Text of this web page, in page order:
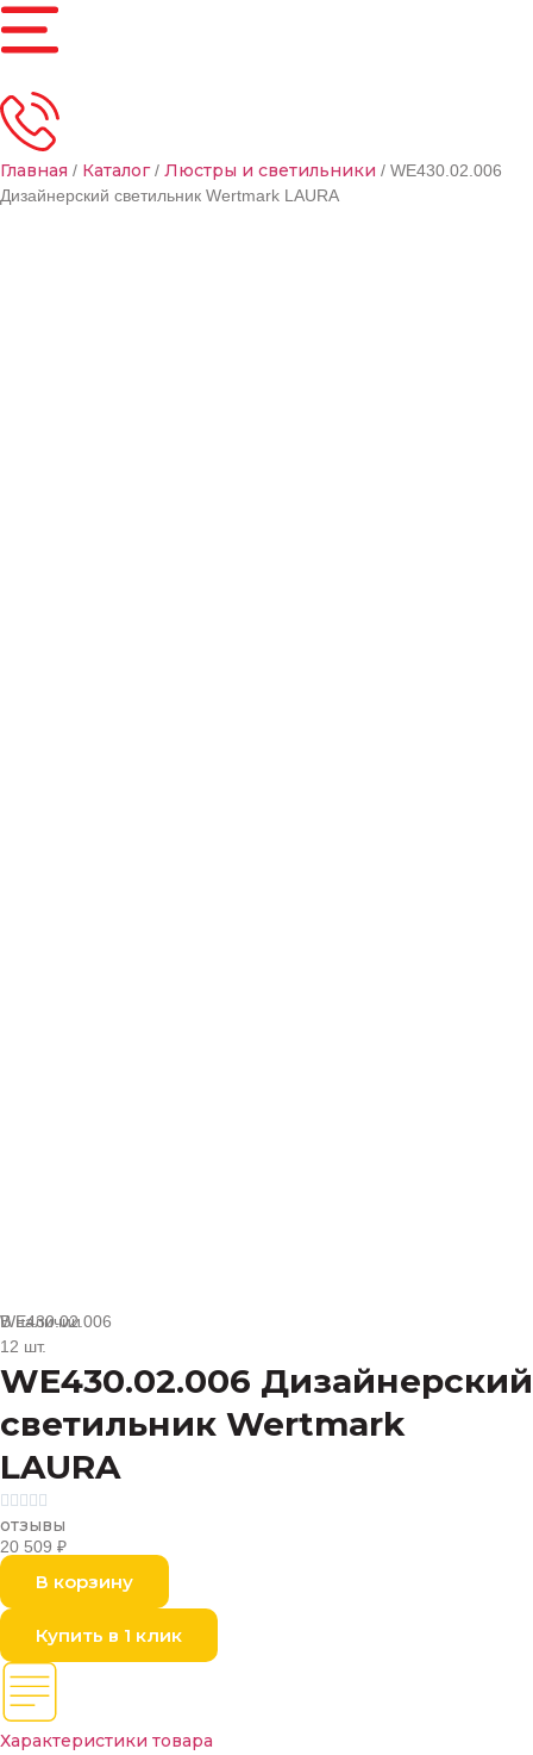
Главная / Каталог/ Люстры и светильники / WE430.02.006
Дизайнерский светильник Wertmark LAURA
В наличии
12 шт.
WE430.02.006 Дизайнерский
светильник Wertmark
LAURA
WE430.02.006
    
отзывы
20 509 ₽
В корзину
Купить в 1 клик
Характеристики товара